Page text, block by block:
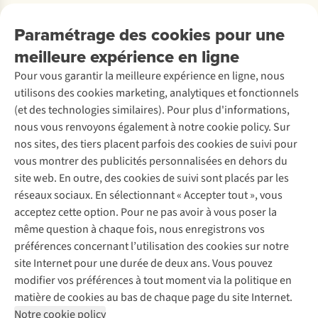
Paramétrage des cookies pour une
meilleure expérience en ligne
Pour vous garantir la meilleure expérience en ligne, nous
utilisons des cookies marketing, analytiques et fonctionnels
(et des technologies similaires). Pour plus d'informations,
nous vous renvoyons également à notre cookie policy. Sur
nos sites, des tiers placent parfois des cookies de suivi pour
vous montrer des publicités personnalisées en dehors du
site web. En outre, des cookies de suivi sont placés par les
réseaux sociaux. En sélectionnant « Accepter tout », vous
acceptez cette option. Pour ne pas avoir à vous poser la
même question à chaque fois, nous enregistrons vos
préférences concernant l’utilisation des cookies sur notre
site Internet pour une durée de deux ans. Vous pouvez
modifier vos préférences à tout moment via la politique en
matière de cookies au bas de chaque page du site Internet.
Notre cookie policy
Retourner
Rétractation d'une commande
Entretien & réparations
Garantie
Contactez-nous
Entreprise responsable
À propos d’Ayacucho
Nos magasins
À propos d’A.S.Adventure
Déclaration d'accessibilité
Location / Location sports d’hiver
Seconde-main
Entretien de ski
Service de lavage
Entretien de chaussures
Réparation de chaussures
Réparation de vêtements
Retouches
Pour les entreprises
Découvrez
A.S.Magazine
Explore Camp
Expertise & conseils
Abonnez-vous à la newsletter
Suivez-nous
Mentions légales
Politique de confidentialité
Conditions générales
Cookie Policy